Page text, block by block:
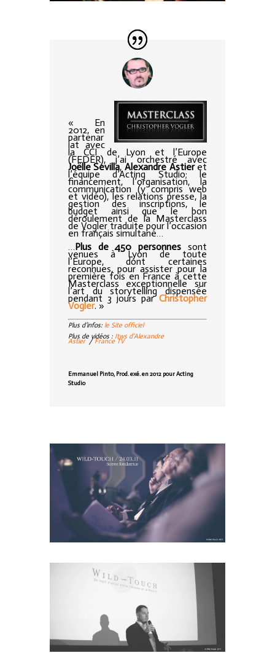
« En
2012, en
partenar
iat avec
la CCI de Lyon et l’Europe
(FEDER), j’ai orchestré avec
Joëlle Sevilla,Alexandre Astieret
l’équipe d’Acting Studio; le
financement, l’organisation, la
communication (y compris web
et vidéo), les relations presse, la
gestion des inscriptions, le
budget ainsi que le bon
déroulement de la Masterclass
de Vogler traduite pour l’occasion
en français simultané…
…Plus de 450 personnessont
venues à Lyon de toute
l’Europe, dont certaines
reconnues, pour assister pour la
première fois en France à cette
Masterclass exceptionnelle sur
l’art du storytelling dispensée
pendant 3 jours parChristopher
Vogler. »
Plus d’infos: le Site officiel
Plus de vidéos : Itws d’Alexandre
Astier /France TV
Emmanuel Pinto, Prod. exé. en 2012 pour Acting
Studio